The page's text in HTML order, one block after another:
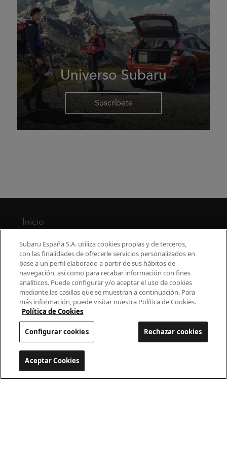
Universo Subaru
Suscríbete
Inicio
Modelos
¿Por qué Subaru?
Finance
Propietarios
Contacto
Universo Subaru
900 440 044
Subaru España S.A. utiliza cookies propias y de terceros,
con las finalidades de ofrecerle servicios personalizados en
base a un perfil elaborado a partir de sus hábitos de
navegación, así como para recabar información con fines
analíticos. Puede configurar y/o aceptar el uso de cookies
mediante las casillas que se muestran a continuación. Para
más información, puede visitar nuestra Política de Cookies.
Política de Cookies
Configurar cookies Rechazar cookies
Aceptar Cookies